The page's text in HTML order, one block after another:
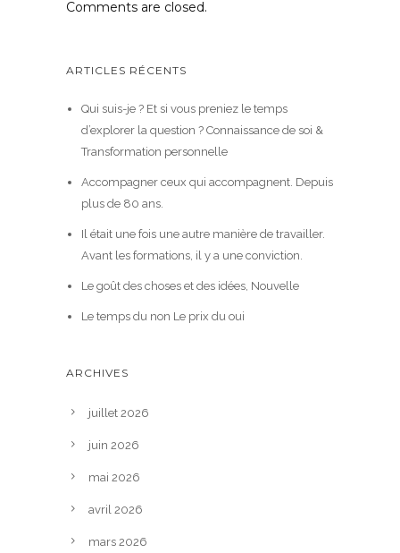
Comments are closed.
ARTICLES RÉCENTS
Qui suis-je ? Et si vous preniez le temps
d’explorer la question ? Connaissance de soi &
Transformation personnelle
Accompagner ceux qui accompagnent. Depuis
plus de 80 ans.
Il était une fois une autre manière de travailler.
Avant les formations, il y a une conviction.
Le goût des choses et des idées, Nouvelle
Le temps du non Le prix du oui
ARCHIVES
juillet 2026
juin 2026
mai 2026
avril 2026
mars 2026